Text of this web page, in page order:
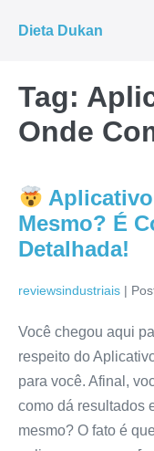
para
conteúdo
Dieta Dukan
Tag:
Onde
Mesmo? É
Detalhada!
reviewsindustriais |
Você chegou aqui
respeito do
para você. Afinal,
como dá resultados
mesmo? O fato é